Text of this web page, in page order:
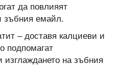
да повлияят
зъбния емайл.
– доставя калциеви и
подпомагат
изглаждането на зъбния